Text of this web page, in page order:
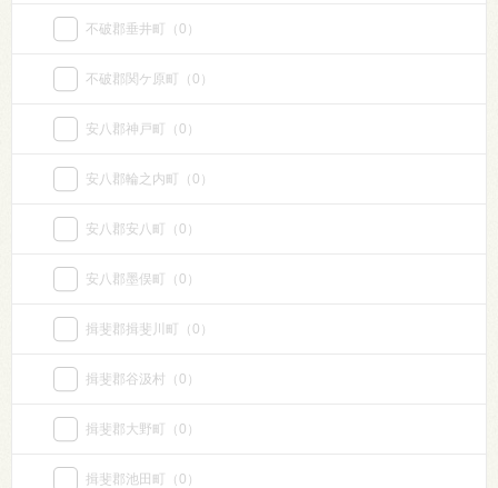
不破郡垂井町 （0）
不破郡関ケ原町 （0）
安八郡神戸町 （0）
安八郡輪之内町 （0）
安八郡安八町 （0）
安八郡墨俣町 （0）
揖斐郡揖斐川町 （0）
揖斐郡谷汲村 （0）
揖斐郡大野町 （0）
揖斐郡池田町 （0）